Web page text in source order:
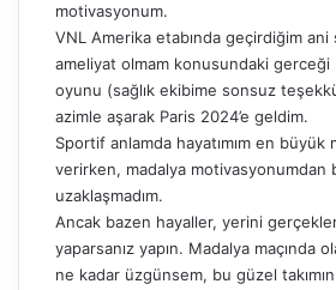
motivasyonum.
VNL Amerika etabında geçirdiğim ani
ameliyat olmam konusundaki
oyunu (sağlık ekibime sonsuz
azimle aşarak Paris 2024’e geldim.
Sportif anlamda hayatımım en büyük
verirken, madalya motivasyonumdan
uzaklaşmadım.
Ancak bazen hayaller, yerini
yaparsanız yapın. Madalya maçında
ne kadar üzgünsem, bu güzel